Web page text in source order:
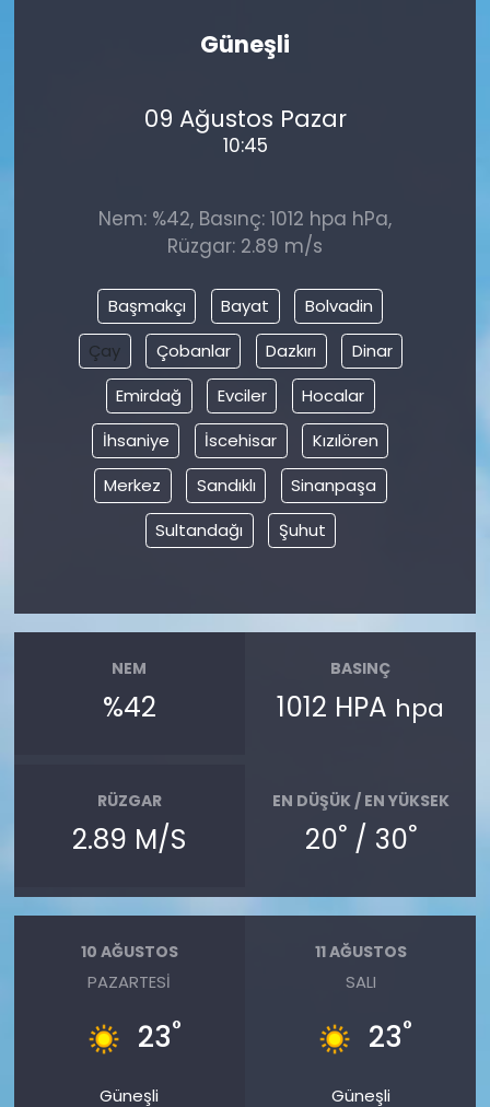
Güneşli
09 Ağustos Pazar
10:45
Nem: %42, Basınç: 1012 hpa hPa,
Rüzgar: 2.89 m/s
Başmakçı Bayat
Bolvadin
Çay
Çobanlar Dazkırı
Dinar
Emirdağ
Evciler
Hocalar
İhsaniye
İscehisar
Kızılören
Merkez
Sandıklı
Sinanpaşa
Sultandağı
Şuhut
NEM
%42
BASINÇ
1012 HPA hpa
RÜZGAR
2.89 M/S
EN DÜŞÜK / EN YÜKSEK
20°/ 30°
10 AĞUSTOS
PAZARTESI
23°
Güneşli
11 AĞUSTOS
SALI
23°
Güneşli